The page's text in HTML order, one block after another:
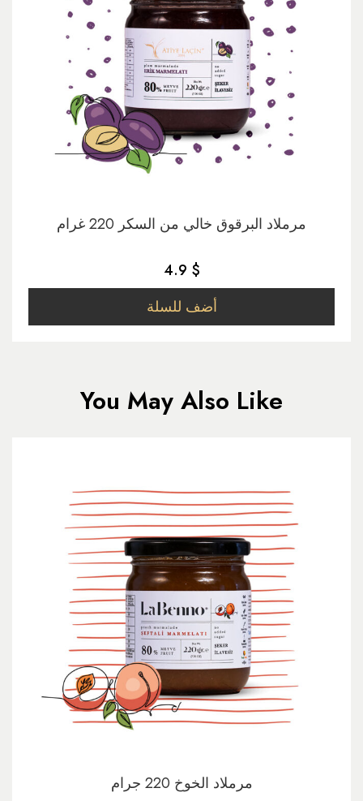
مرملاد البرقوق خالي من السكر 220 غرام
4.9 $
أضف للسلة
You May Also Like
مرملاد الخوخ 220 جرام